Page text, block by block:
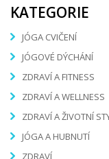
KATEGORIE
JÓGA CVIČENÍ
JÓGOVÉ DÝCHÁNÍ
ZDRAVÍ A FITNESS
ZDRAVÍ A WELLNESS
ZDRAVÍ A ŽIVOTNÍ
JÓGA A HUBNUTÍ
ZDRAVÍ